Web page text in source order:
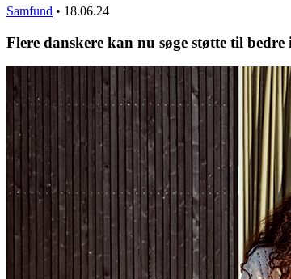
Samfund • 18.06.24
Flere danskere kan nu søge støtte til